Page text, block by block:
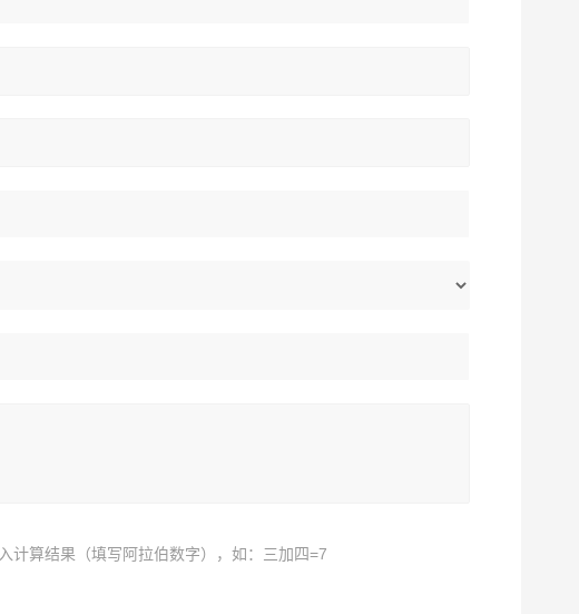
计算结果（填写阿拉伯数字），如：三加四=7